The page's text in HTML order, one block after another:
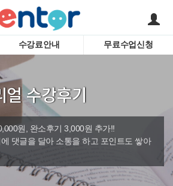
서비스안내
강사소개
회사소개
어린이
영자신
수업
수강료안내 무료수업신청
얼 수강후기
원, 완소후기 3,000원 추가!!
댓글을 달아 소통을 하고 포인트도 쌓아